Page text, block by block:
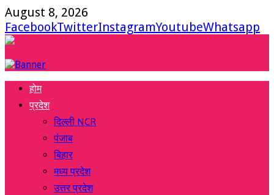
August 8, 2026
FacebookTwitterInstagramYoutubeWhatsapp
होम
प्रदेश
दिल्ली NCR
पंजाब
बिहार
मध्य प्रदेश
उत्तर प्रदेश